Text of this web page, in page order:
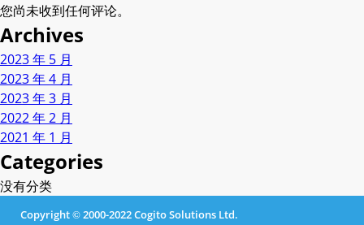
您尚未收到任何评论。
Archives
2023 年 5 月
2023 年 4 月
2023 年 3 月
2022 年 2 月
2021 年 1 月
Categories
没有分类
Copyright © 2000-2022 Cogito Solutions Ltd.